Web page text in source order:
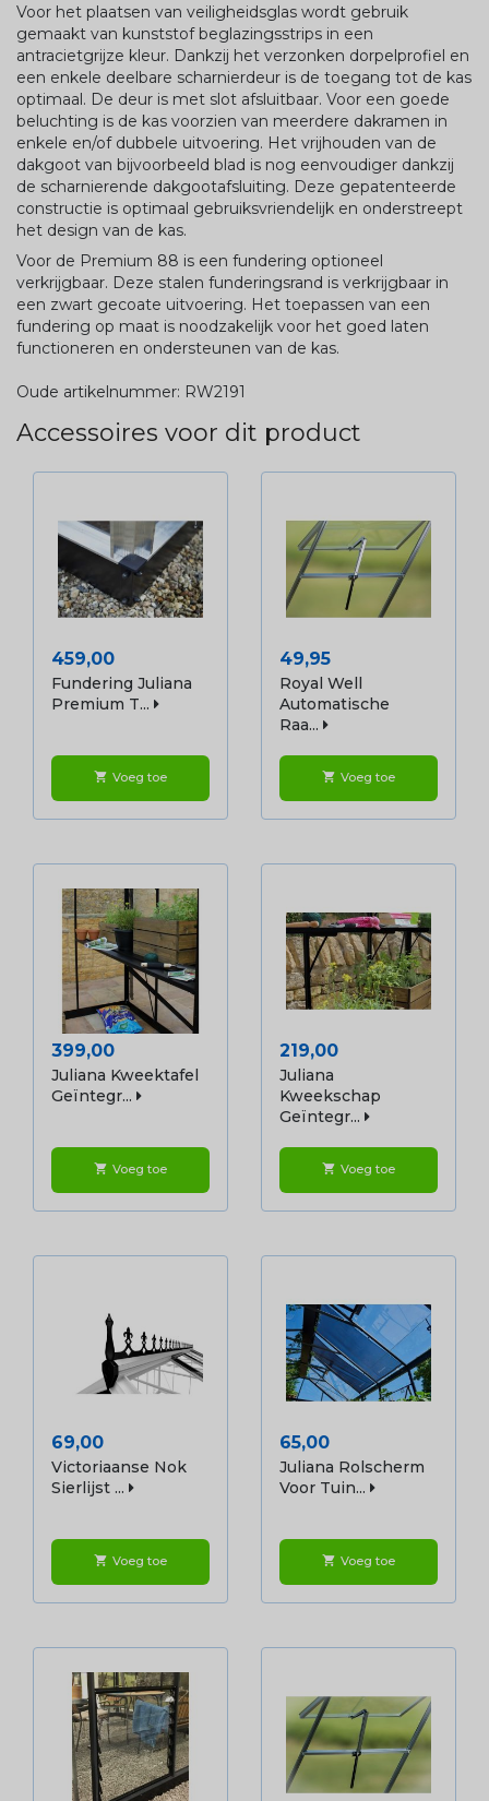
Voor het plaatsen van veiligheidsglas wordt gebruik
gemaakt van kunststof beglazingsstrips in een
antracietgrijze kleur. Dankzij het verzonken dorpelprofiel en
een enkele deelbare scharnierdeur is de toegang tot de kas
optimaal. De deur is met slot afsluitbaar. Voor een goede
beluchting is de kas voorzien van meerdere dakramen in
enkele en/of dubbele uitvoering. Het vrijhouden van de
dakgoot van bijvoorbeeld blad is nog eenvoudiger dankzij
de scharnierende dakgootafsluiting. Deze gepatenteerde
constructie is optimaal gebruiksvriendelijk en onderstreept
het design van de kas.
Voor de Premium 88 is een fundering optioneel
verkrijgbaar. Deze stalen funderingsrand is verkrijgbaar in
een zwart gecoate uitvoering. Het toepassen van een
fundering op maat is noodzakelijk voor het goed laten
functioneren en ondersteunen van de kas.
Oude artikelnummer: RW2191
Accessoires voor dit product
Prijs
459,00
Fundering Juliana
Premium T...
shopping_cart Voeg toe
Prijs
49,95
Royal Well
Automatische
Raa...
shopping_cart Voeg toe
Prijs
399,00
Juliana Kweektafel
Geïntegr...
shopping_cart Voeg toe
Prijs
219,00
Juliana
Kweekschap
Geïntegr...
shopping_cart Voeg toe
Prijs
69,00
Victoriaanse Nok
Sierlijst ...
shopping_cart Voeg toe
Prijs
65,00
Juliana Rolscherm
Voor Tuin...
shopping_cart Voeg toe